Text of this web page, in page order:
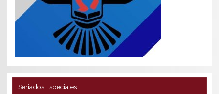
Seriados Especiales